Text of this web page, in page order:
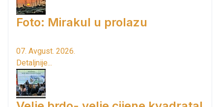
Foto: Mirakul u prolazu
07. Avgust. 2026.
Detaljnije...